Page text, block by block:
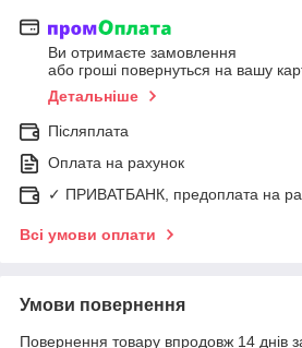
Ви отримаєте замовлення
або гроші повернуться на вашу
Детальніше
Післяплата
Оплата на рахунок
✓ ПРИВАТБАНК, предоплата на
Всі умови оплати
Умови повернення
Повернення товару впродовж 14 днів